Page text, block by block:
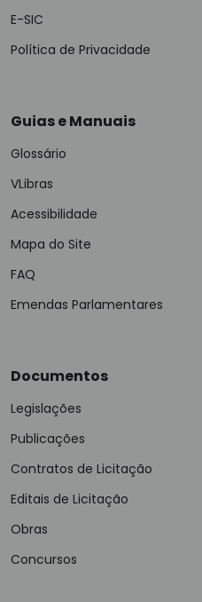
E-SIC
Política de Privacidade
Guias e Manuais
Glossário
VLibras
Acessibilidade
Mapa do Site
FAQ
Emendas Parlamentares
Documentos
Legislações
Publicações
Contratos de Licitação
Editais de Licitação
Obras
Concursos